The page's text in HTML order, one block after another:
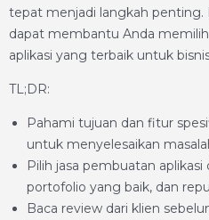
tepat menjadi langkah penting.
dapat membantu Anda
aplikasi yang terbaik untuk
TL;DR:
Pahami tujuan dan fitur
untuk menyelesaikan
Pilih jasa pembuatan
portofolio yang baik, dan
Baca review dari klien